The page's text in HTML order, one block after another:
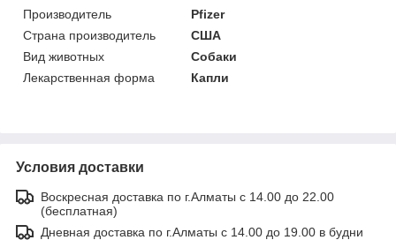
Производитель
Pfizer
Страна производитель
США
Вид животных
Собаки
Лекарственная форма
Капли
Условия доставки
Воскресная доставка по г.Алматы с 14.00 до 22.00
(бесплатная)
Дневная доставка по г.Алматы с 14.00 до 19.00 в будни